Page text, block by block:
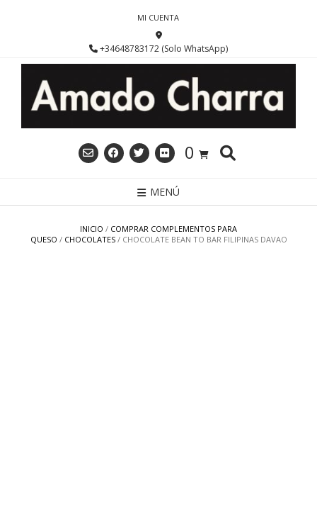
MI CUENTA
+34648783172 (Solo WhatsApp)
0
MENÚ
INICIO / COMPRAR COMPLEMENTOS PARA
QUESO / CHOCOLATES/ CHOCOLATE BEAN TO BAR FILIPINAS DAVAO